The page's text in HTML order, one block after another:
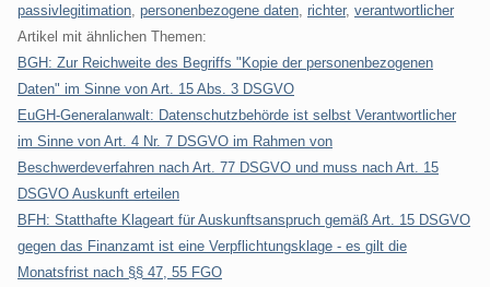
passivlegitimation personenbezogene daten richter, verantwortlicher
Artikel mit ähnlichen Themen:
BGH: Zur Reichweite des Begriffs "Kopie der personenbezogenen
Daten" im Sinne von Art. 15 Abs. 3 DSGVO
EuGH-Generalanwalt: Datenschutzbehörde ist selbst Verantwortlicher
im Sinne von Art. 4 Nr. 7 DSGVO im Rahmen von
Beschwerdeverfahren nach Art. 77 DSGVO und muss nach Art. 15
DSGVO Auskunft erteilen
BFH: Statthafte Klageart für Auskunftsanspruch gemäß Art. 15 DSGVO
gegen das Finanzamt ist eine Verpflichtungsklage - es gilt die
Monatsfrist nach §§ 47, 55 FGO